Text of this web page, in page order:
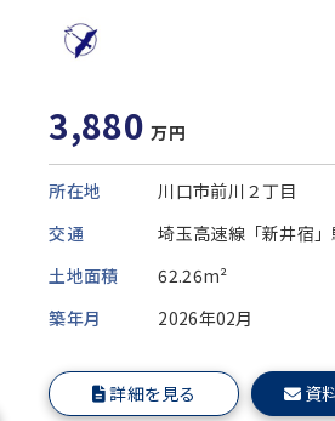
3,880 万円
所在地
川口市前川２丁目
交通
埼玉高速線「新井宿
土地面積
62.26m²
築年月
2026年02月
詳細を見る 資